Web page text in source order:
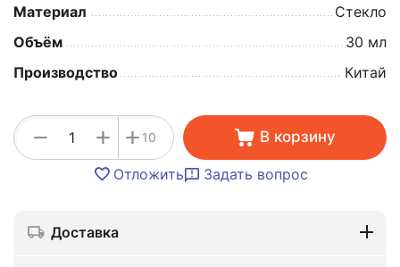
Материал
Стекло
Объём
30 мл
Производство
Китай
+ 10
+
− В корзину
Отложить Задать вопрос
Доставка